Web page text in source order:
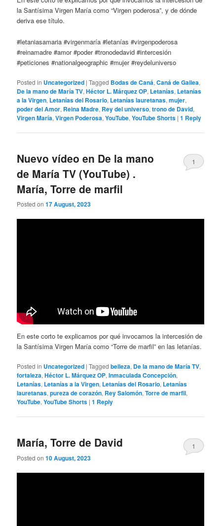
la Santísima Virgen María como “Virgen poderosa”, y de dónde
deriva ese título.
#letaniasamaria #virgenmaría #letanías #virgenpoderosa
#reinamadre #amor #poder #tronodedavid #intercesión
#peticiones #nationalgeographic #mujer #reydeluniverso
Posted in Uncategorized |Tagged Bodas de Caná,Caná de Gailea,
De la mano de María TV,Héctor L. Márquez OP, Letanías, Letanías
a la Virgen, Letanías del Rosario, Letanías lauretanas,mujer,
poder del Amor, Reina Madre, Rey del universo,trono de David,
Virgen María,Virgen Poderosa,YouTube,YouTube Shorts |1 Reply
Nuevo vídeo en De la mano
de María TV (YouTube) .
María, Torre de marfil
Posted on17 August, 2023
1
En este corto te explicamos por qué invocamos la intercesión de
la Santísima Virgen María como “Torre de marfil” en las letanías.
Posted in Uncategorized |Tagged belleza, De la mano de María TV,
fortaleza,Héctor L. Márquez OP,Inmaculada Concepción,
Letanías, Letanías a la Virgen, Letanías del Rosario, Letanías
lauretanas,pureza de corazón, Rey Salomón,Torre de marfil,
YouTube,YouTube Shorts |1 Reply
María, Torre de David
Posted on10 August, 2023
1